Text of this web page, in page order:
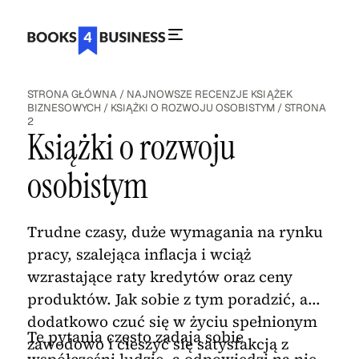
STRONA GŁÓWNA / NAJNOWSZE RECENZJE KSIĄŻEK
BIZNESOWYCH / KSIĄŻKI O ROZWOJU OSOBISTYM/STRONA
2
Książki o rozwoju
osobistym
Trudne czasy, duże wymagania na rynku
pracy, szalejąca inflacja i wciąż
wzrastające raty kredytów oraz ceny
produktów. Jak sobie z tym poradzić, a
dodatkowo czuć się w życiu spełnionym
zawodowo i cieszyć się satysfakcją z
Te pytania często zadają sobie